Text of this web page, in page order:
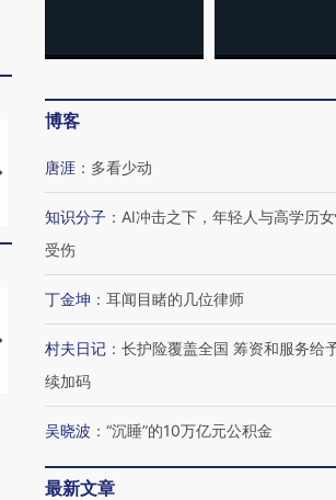
视线｜HYROX的吸金
术：是什么让中产们甘
心“花钱找虐”？
粒摇头丸 尿检体内含3种
毒品
【推广】走进第四届链博
会，让数智科技“链”接产
【特别呈现】寻找100种
博客
唐涯 ： 多看少动
知识分子 ： AI冲击之下，年轻人与高学历
受伤
丁金坤 ： 耳闻目睹的几位律师
村夫日记 ： 长护险覆盖全国 筹资和服务给
续加码
吴晓波 ： “沉睡”的10万亿元公积金
最新文章